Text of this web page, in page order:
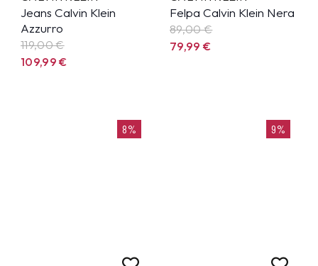
Jeans Calvin Klein
Azzurro
119,00 €
109,99€
Felpa Calvin Klein Nera
89,00 €
79,99€
8% 9%